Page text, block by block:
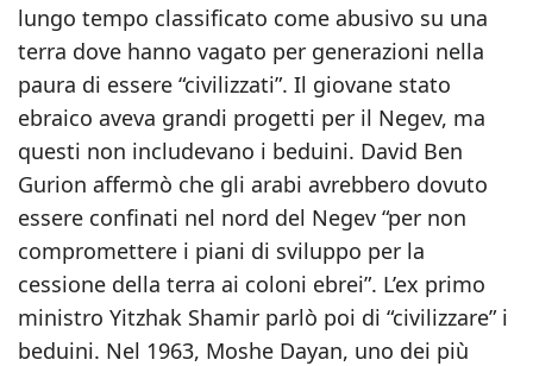
lungo tempo classificato come abusivo su una
terra dove hanno vagato per generazioni nella
paura di essere “civilizzati”. Il giovane stato
ebraico aveva grandi progetti per il Negev, ma
questi non includevano i beduini. David Ben
Gurion affermò che gli arabi avrebbero dovuto
essere confinati nel nord del Negev “per non
compromettere i piani di sviluppo per la
cessione della terra ai coloni ebrei”. L’ex primo
ministro Yitzhak Shamir parlò poi di “civilizzare” i
beduini. Nel 1963, Moshe Dayan, uno dei più